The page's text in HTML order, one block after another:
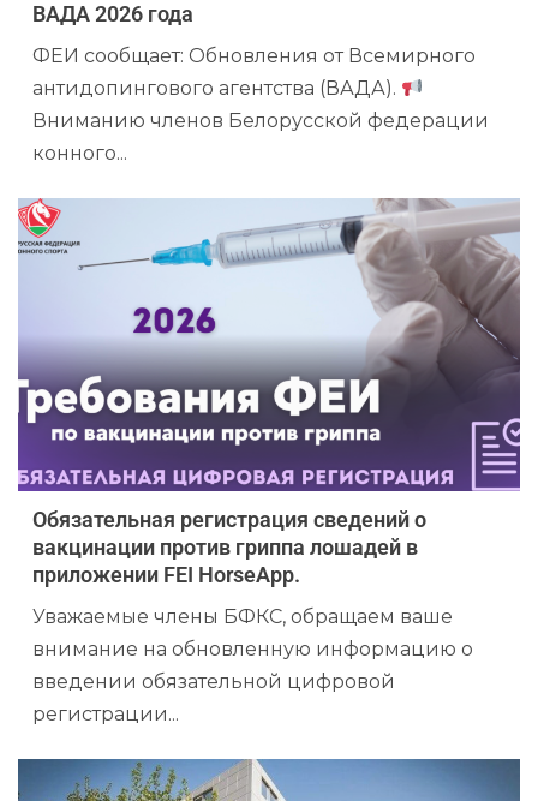
ВАДА 2026 года
ФЕИ сообщает: Обновления от Всемирного
антидопингового агентства (ВАДА).
Вниманию членов Белорусской федерации
конного...
Обязательная регистрация сведений о
вакцинации против гриппа лошадей в
приложении FEI HorseApp.
Уважаемые члены БФКС, обращаем ваше
внимание на обновленную информацию о
введении обязательной цифровой
регистрации...